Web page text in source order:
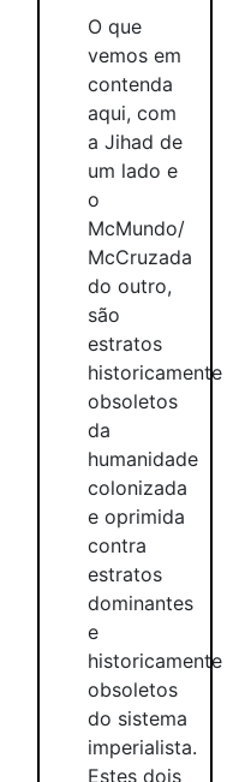
O que
vemos em
contenda
aqui, com
a Jihad de
um lado e
o
McMundo/
McCruzada
do outro,
são
estratos
historicamente
obsoletos
da
humanidade
colonizada
e oprimida
contra
estratos
dominantes
e
historicamente
obsoletos
do sistema
imperialista.
Estes dois